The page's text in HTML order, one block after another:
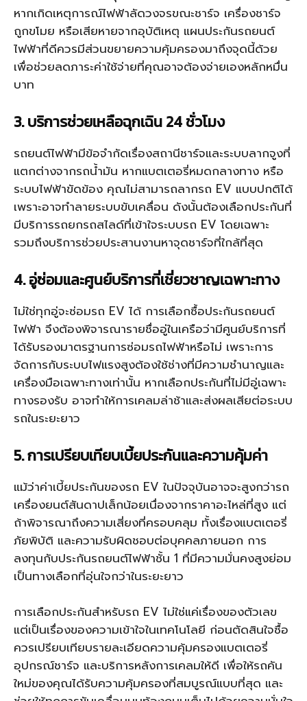
หากเกิดเหตุการณ์ไฟฟ้าลัดวงจรขณะชาร์จ เครื่องชาร์จ
ถูกขโมย หรือเสียหายจากอุบัติเหตุ แผนประกันรถยนต์
ไฟฟ้าที่ดีควรมีส่วนขยายความคุ้มครองมาถึงจุดนี้ด้วย
เพื่อช่วยลดภาระค่าใช้จ่ายที่คุณอาจต้องจ่ายเองหลักหมื่น
บาท
3. บริการช่วยเหลือฉุกเฉิน 24 ชั่วโมง
รถยนต์ไฟฟ้ามีข้อจำกัดเรื่องสถานีชาร์จและระบบลากจูงที่
แตกต่างจากรถน้ำมัน หากแบตเตอรี่หมดกลางทาง หรือ
ระบบไฟฟ้าขัดข้อง คุณไม่สามารถลากรถ EV แบบปกติได้
เพราะอาจทำลายระบบขับเคลื่อน ดังนั้นต้องเลือกประกันที่
มีบริการรถยกรถสไลด์ที่เข้าใจระบบรถ EV โดยเฉพาะ
รวมถึงบริการช่วยประสานงานหาจุดชาร์จที่ใกล้ที่สุด
4. อู่ซ่อมและศูนย์บริการที่เชี่ยวชาญเฉพาะทาง
ไม่ใช่ทุกอู่จะซ่อมรถ EV ได้ การเลือกซื้อประกันรถยนต์
ไฟฟ้า จึงต้องพิจารณารายชื่ออู่ในเครือว่ามีศูนย์บริการที่
ได้รับรองมาตรฐานการซ่อมรถไฟฟ้าหรือไม่ เพราะการ
จัดการกับระบบไฟแรงสูงต้องใช้ช่างที่มีความชำนาญและ
เครื่องมือเฉพาะทางเท่านั้น หากเลือกประกันที่ไม่มีอู่เฉพาะ
ทางรองรับ อาจทำให้การเคลมล่าช้าและส่งผลเสียต่อระบบ
รถในระยะยาว
5. การเปรียบเทียบเบี้ยประกันและความคุ้มค่า
แม้ว่าค่าเบี้ยประกันของรถ EV ในปัจจุบันอาจจะสูงกว่ารถ
เครื่องยนต์สันดาปเล็กน้อยเนื่องจากราคาอะไหล่ที่สูง แต่
ถ้าพิจารณาถึงความเสี่ยงที่ครอบคลุม ทั้งเรื่องแบตเตอรี่
ภัยพิบัติ และความรับผิดชอบต่อบุคคลภายนอก การ
ลงทุนกับประกันรถยนต์ไฟฟ้าชั้น 1 ที่มีความมั่นคงสูงย่อม
เป็นทางเลือกที่อุ่นใจกว่าในระยะยาว
การเลือกประกันสำหรับรถ EV ไม่ใช่แค่เรื่องของตัวเลข
แต่เป็นเรื่องของความเข้าใจในเทคโนโลยี ก่อนตัดสินใจซื้อ
ควรเปรียบเทียบรายละเอียดความคุ้มครองแบตเตอรี่
อุปกรณ์ชาร์จ และบริการหลังการเคลมให้ดี เพื่อให้รถคัน
ใหม่ของคุณได้รับความคุ้มครองที่สมบูรณ์แบบที่สุด และ